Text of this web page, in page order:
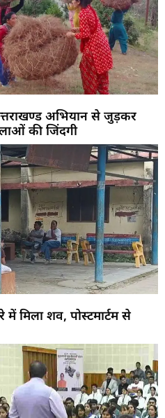
अभियान से जुड़कर
की जिंदगी
में मिला शव, पोस्टमार्टम से